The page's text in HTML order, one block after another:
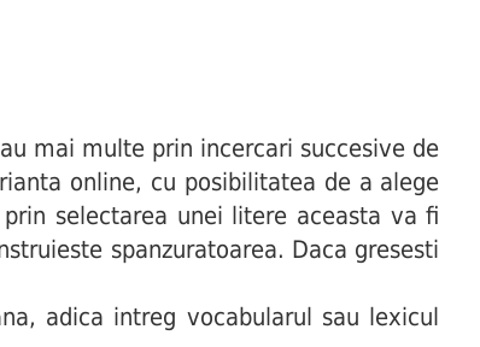
mai multe prin incercari succesive de
online, cu posibilitatea de a alege
selectarea unei litere aceasta va fi
spanzuratoarea. Daca gresesti
adica intreg vocabularul sau lexicul